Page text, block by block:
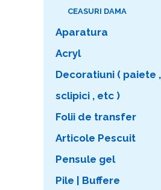
CEASURI DAMA
Aparatura
Acryl
Decoratiuni ( paiete ,
sclipici , etc )
Folii de transfer
Articole Pescuit
Pensule gel
Pile | Buffere